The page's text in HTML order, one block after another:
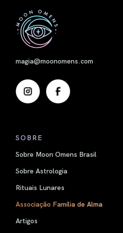
magia@moonomens.com
SOBRE
Sobre Moon Omens Brasil
Sobre Astrologia
Rituais Lunares
Associação Família de Alma
Artigos
Nome